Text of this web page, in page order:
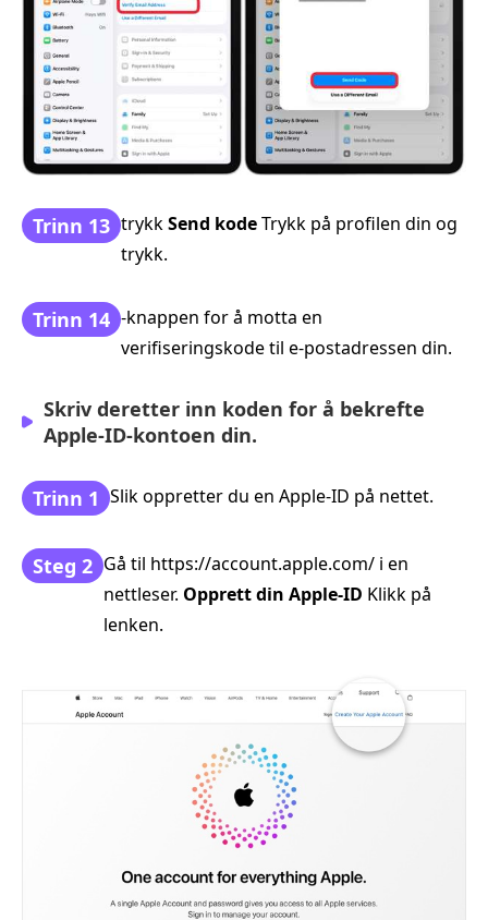
Trinn 13 trykkSend kodeTrykk på profilen din og
trykk.
Trinn 14 ‑knappen for å motta en
verifiseringskode til e‑postadressen din.
Skriv deretter inn koden for å bekrefte
Apple‑ID‑kontoen din.
Trinn 1 Slik oppretter du en Apple‑ID på nettet.
Steg 2 Gå til https://account.apple.com/ i en
nettleser. Opprett din Apple-ID Klikk på
lenken.